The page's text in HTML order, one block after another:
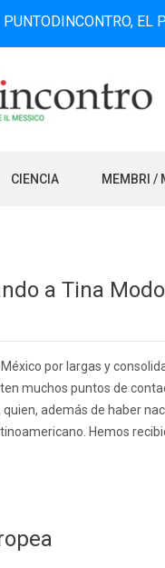
EL
CIENCIA MEMBRI /
a Tina
por largas y
muchos puntos de
además de haber
Hemos